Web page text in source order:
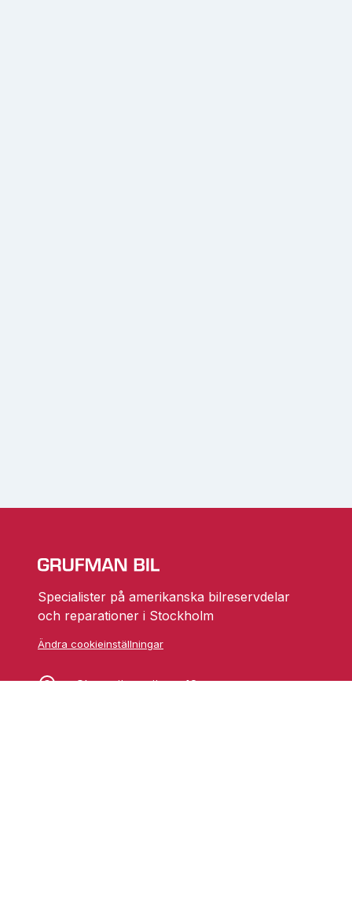
Specialister på amerikanska bilreservdelar
och reparationer i Stockholm
Ändra cookieinställningar
Skarprättarvägen 18